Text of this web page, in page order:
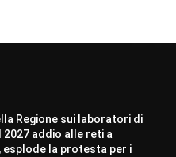
Regione sui laboratori di
2027 addio alle reti a
la protesta per i